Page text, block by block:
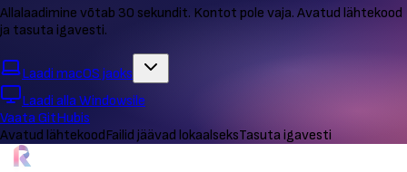
Allalaadimine võtab 30 sekundit. Kontot pole vaja. Avatud lähtekood
ja tasuta igavesti.
Laadi macOS jaoks
Laadi alla Windowsile
Vaata GitHubis
Avatud lähtekoodFailid jäävad lokaalseksTasuta igavesti